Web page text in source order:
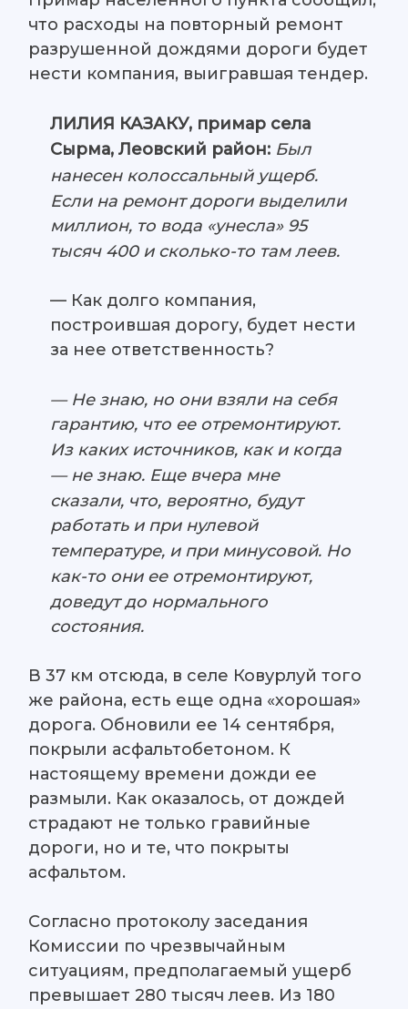
что расходы на повторный ремонт
разрушенной дождями дороги будет
нести компания, выигравшая тендер.
ЛИЛИЯ КАЗАКУ, примар села
Сырма, Леовский район: Был
нанесен колоссальный ущерб.
Если на ремонт дороги выделили
миллион, то вода «унесла» 95
тысяч 400 и сколько-то там леев.
— Как долго компания,
построившая дорогу, будет нести
за нее ответственность?
— Не знаю, но они взяли на себя
гарантию, что ее отремонтируют.
Из каких источников, как и когда
— не знаю. Еще вчера мне
сказали, что, вероятно, будут
работать и при нулевой
температуре, и при минусовой. Но
как-то они ее отремонтируют,
доведут до нормального
состояния.
В 37 км отсюда, в селе Ковурлуй того
же района, есть еще одна «хорошая»
дорога. Обновили ее 14 сентября,
покрыли асфальтобетоном. К
настоящему времени дожди ее
размыли. Как оказалось, от дождей
страдают не только гравийные
дороги, но и те, что покрыты
асфальтом.
Согласно протоколу заседания
Комиссии по чрезвычайным
ситуациям, предполагаемый ущерб
превышает 280 тысяч леев. Из 180